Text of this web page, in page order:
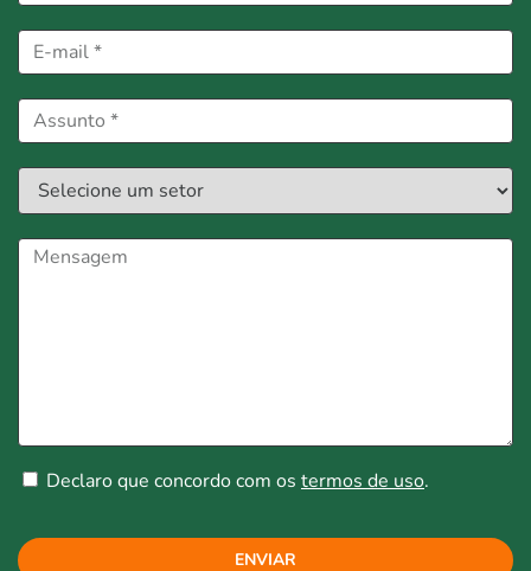
Declaro que concordo com os termos de uso.
ENVIAR